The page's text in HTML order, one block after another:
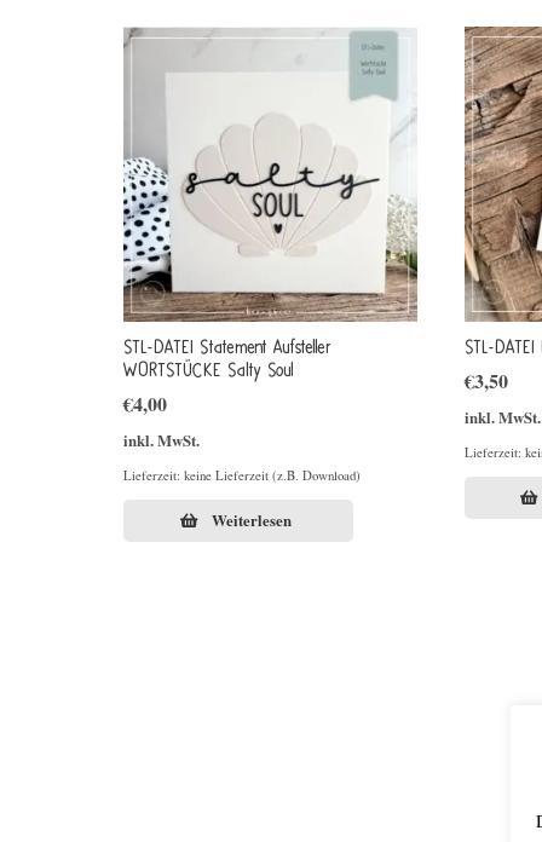
STL-DATEI Statement Aufsteller
WORTSTÜCKE Salty Soul
€4,00
inkl. MwSt.
Lieferzeit: keine Lieferzeit (z.B. Download)
Weiterlesen
STL-
€3,50
inkl. MwSt.
Lieferzeit: